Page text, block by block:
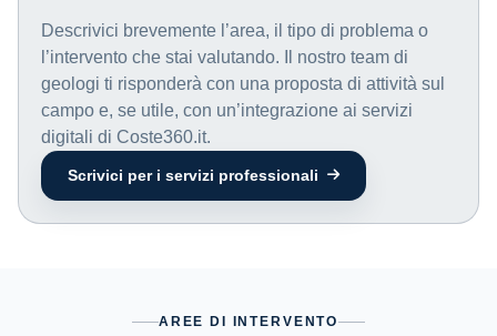
Descrivici brevemente l’area, il tipo di problema o
l’intervento che stai valutando. Il nostro team di
geologi ti risponderà con una proposta di attività sul
campo e, se utile, con un’integrazione ai servizi
digitali di Coste360.it.
Scrivici per i servizi professionali
AREE DI INTERVENTO